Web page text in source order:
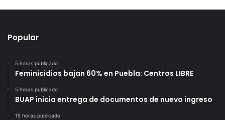
Popular
5 horas publicado
Feminicidios bajan 60% en Puebla: Centros LIBRE
5 horas publicado
BUAP inicia entrega de documentos de nuevo ingreso
15 horas publicado